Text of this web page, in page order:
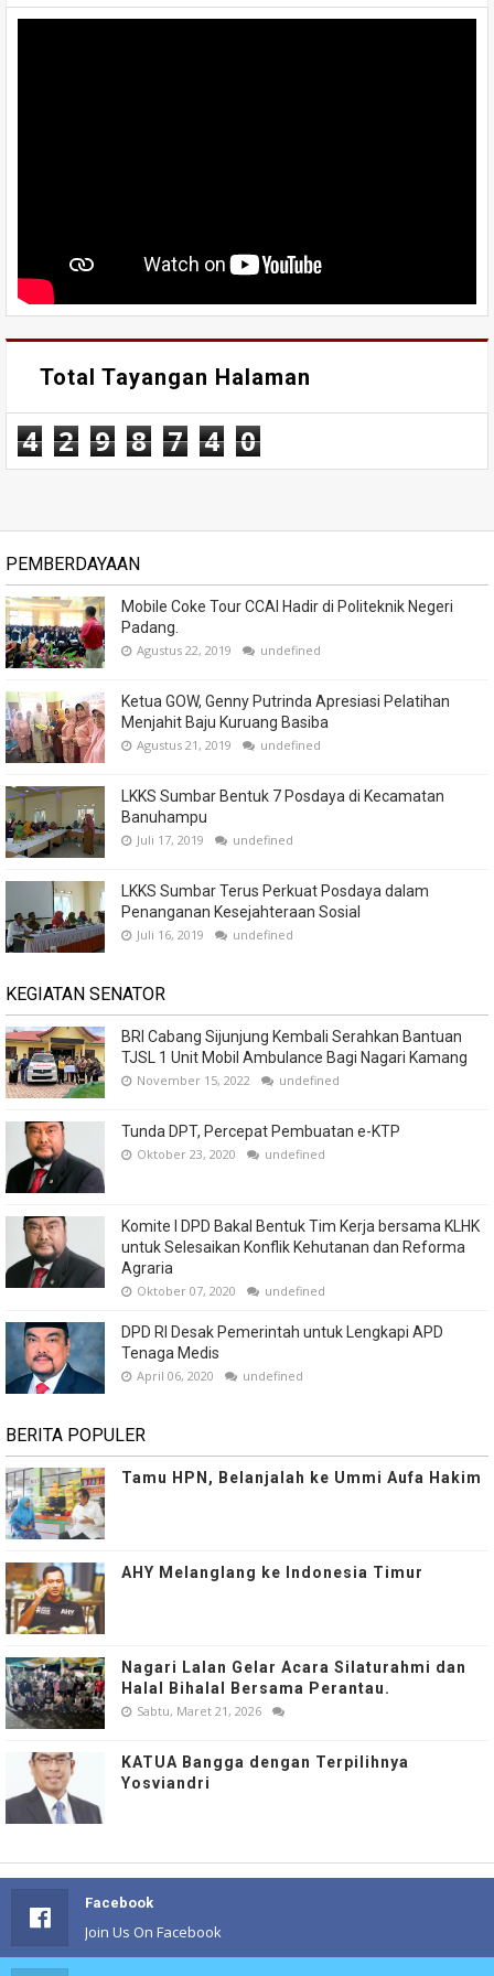
Total Tayangan Halaman
4 2 9 8 7 4 0
PEMBERDAYAAN
Mobile Coke Tour CCAI Hadir di Politeknik Negeri
Padang.
Agustus 22, 2019 undefined
Ketua GOW, Genny Putrinda Apresiasi Pelatihan
Menjahit Baju Kuruang Basiba
Agustus 21, 2019 undefined
LKKS Sumbar Bentuk 7 Posdaya di Kecamatan
Banuhampu
Juli 17, 2019 undefined
LKKS Sumbar Terus Perkuat Posdaya dalam
Penanganan Kesejahteraan Sosial
Juli 16, 2019 undefined
KEGIATAN SENATOR
BRI Cabang Sijunjung Kembali Serahkan Bantuan
TJSL 1 Unit Mobil Ambulance Bagi Nagari Kamang
November 15, 2022 undefined
Tunda DPT, Percepat Pembuatan e-KTP
Oktober 23, 2020 undefined
Komite I DPD Bakal Bentuk Tim Kerja bersama KLHK
untuk Selesaikan Konflik Kehutanan dan Reforma
Agraria
Oktober 07, 2020 undefined
DPD RI Desak Pemerintah untuk Lengkapi APD
Tenaga Medis
April 06, 2020 undefined
BERITA POPULER
Tamu HPN, Belanjalah ke Ummi Aufa Hakim
AHY Melanglang ke Indonesia Timur
Nagari Lalan Gelar Acara Silaturahmi dan
Halal Bihalal Bersama Perantau.
Sabtu, Maret 21, 2026
KATUA Bangga dengan Terpilihnya
Yosviandri
Facebook
Join Us On Facebook